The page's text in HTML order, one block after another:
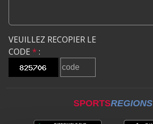
VEUILLEZ RECOPIER LE
CODE * :
SPORTSREGIONS